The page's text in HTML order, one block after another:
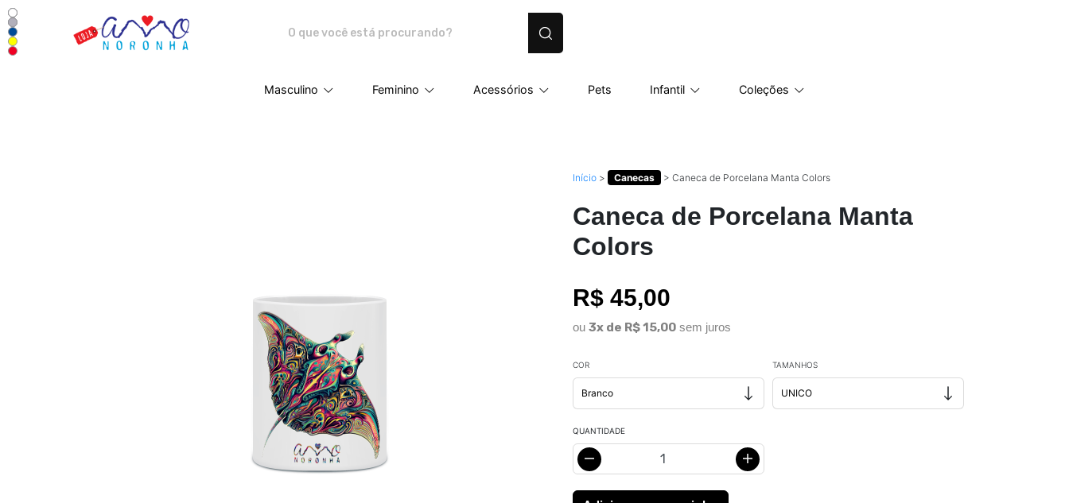
Masculino Feminino Acessórios Pets Infantil Coleções
Início > Canecas > Caneca de Porcelana Manta Colors
Caneca de Porcelana Manta
Colors
R$ 45,00
ou 3x de R$ 15,00 sem juros
COR TAMANHOS
QUANTIDADE